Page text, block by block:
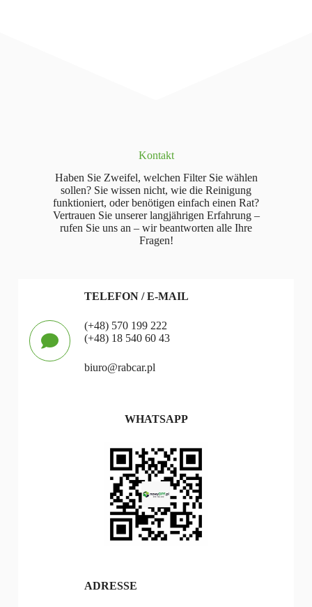
Kontakt
Haben Sie Zweifel, welchen Filter Sie wählen
sollen? Sie wissen nicht, wie die Reinigung
funktioniert, oder benötigen einfach einen Rat?
Vertrauen Sie unserer langjährigen Erfahrung –
rufen Sie uns an – wir beantworten alle Ihre
Fragen!
TELEFON / E-MAIL
(+48) 570 199 222
(+48) 18 540 60 43
biuro@rabcar.pl
WHATSAPP
ADRESSE